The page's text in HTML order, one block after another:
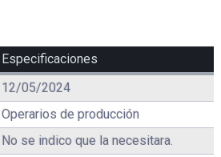
Especificaciones
12/05/2024
Operarios de producción
No se indico que la necesitara.